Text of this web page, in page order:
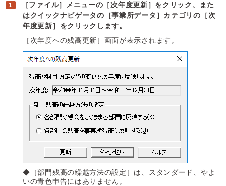
［ファイル］メニューの［次年度更新］をクリック、また
はクイックナビゲータの［事業所データ］カテゴリの［次
年度更新］をクリックします。
［次年度への残高更新］画面が表示されます。
◆［部門残高の繰越方法の設定］は、スタンダード、やよ
いの青色申告にはありません。